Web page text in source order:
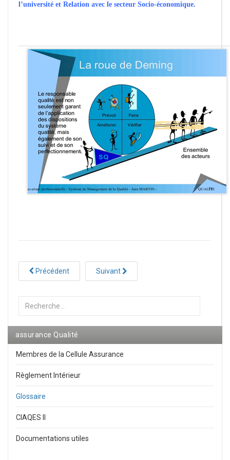
l’université et Relation avec le secteur Socio-économique.
Précédent Suivant
Rechercher
assurance Qualité
Membres de la Cellule Assurance
Règlement Intérieur
Glossaire
CIAQES II
Documentations utiles